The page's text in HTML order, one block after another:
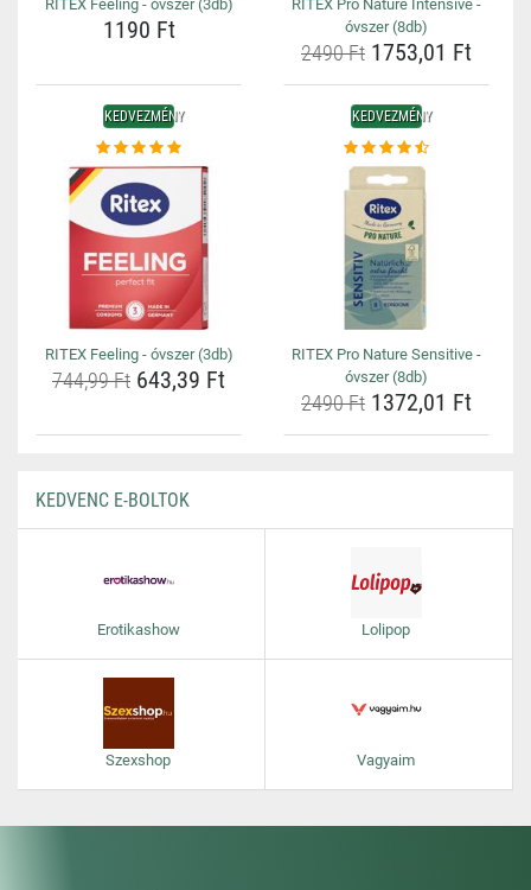
RITEX Feeling - óvszer (3db)
1190 Ft
RITEX Pro Nature Intensive -
óvszer (8db)
2490 Ft 1753,01 Ft
KEDVEZMÉNY
RITEX Feeling - óvszer (3db)
744,99 Ft 643,39 Ft
KEDVEZMÉNY
RITEX Pro Nature Sensitive -
óvszer (8db)
2490 Ft 1372,01 Ft
KEDVENC E-BOLTOK
Erotikashow Lolipop
Szexshop Vagyaim